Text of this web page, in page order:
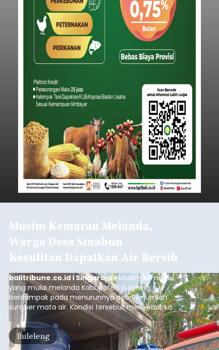
Musim Kemarau Melanda,
Warga Desa Sinabun
Kesulitan Dapatkan Air Bersih
balitribune.co.id I Singaraja -Musim kemarau
yang mulai melanda Kabupaten Buleleng
berdampak pada menurunnya debit sejumlah
sumber mata air. Kondisi tersebut menyebabkan
warga di beberapa desa mulai mengalami
kesulitan mendapatkan air bersih, terutama
untuk memenuhi kebutuhan mandi, cuci, dan
kakus (MCK). Seperti yang dialami warga Desa
Buleleng